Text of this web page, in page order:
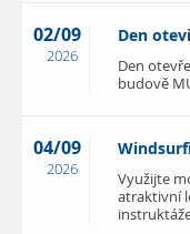
02/09
2026
Den
Den
budově
04/09
2026
Využijte
atraktivní